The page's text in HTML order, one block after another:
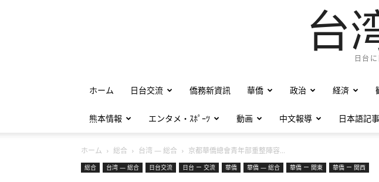
台
日台
ホーム 日台交流 僑務新資訊 華僑 政治 経済
熊本情報 エンタメ・ｽﾎﾟｰﾂ 動画 中文報導 日本語記事
ホーム 総合 台湾 — 総合 京都華僑總會青年部重整陣容...
総合 台湾 — 総合 日台交流 日台 ー 交流 華僑 華僑 — 総合 華僑 ー 関東 華僑 ー 関西